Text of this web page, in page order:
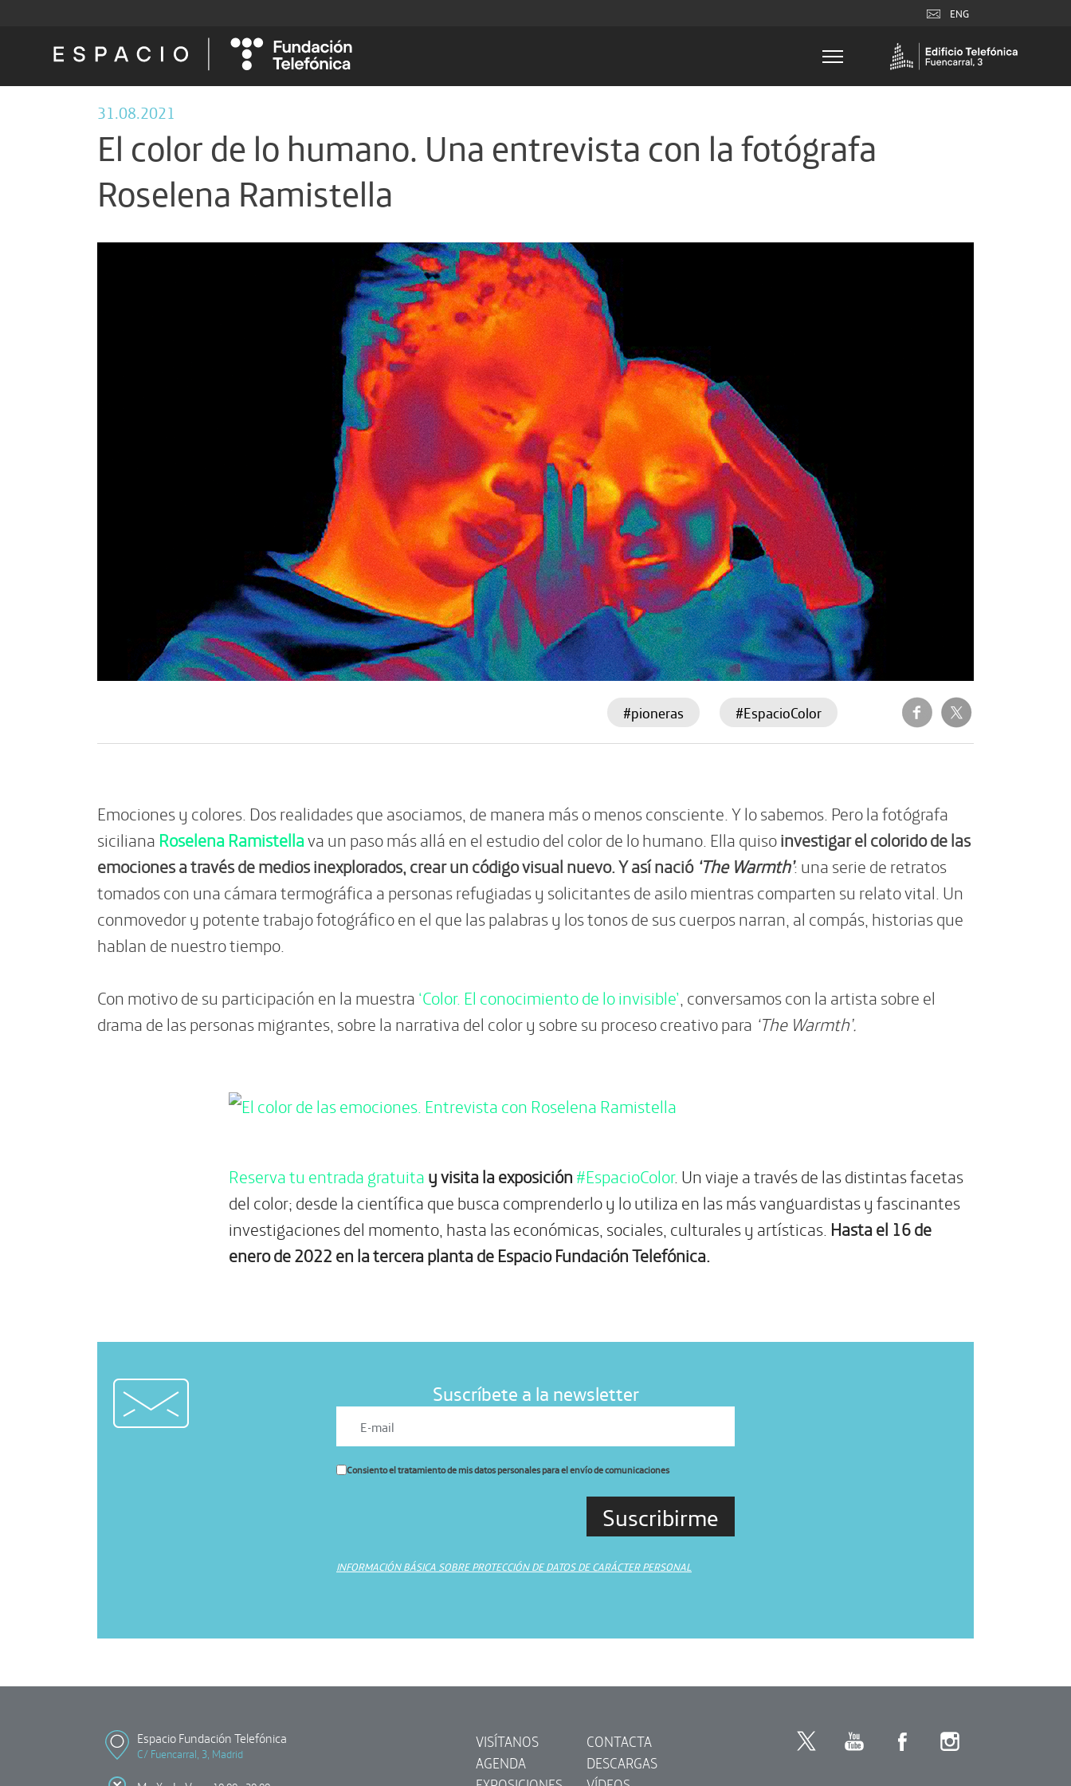
ENG
31.08.2021
El color de lo humano. Una entrevista con la fotógrafa
Roselena Ramistella
#EspacioColor
#pioneras
Emociones y colores. Dos realidades que asociamos, de manera más o menos consciente. Y lo sabemos. Pero la fotógrafa
siciliana Roselena Ramistellava un paso más allá en el estudio del color de lo humano. Ella quisoinvestigar el colorido de las
emociones a través de medios inexplorados, crear un código visual nuevo. Y así nació ‘The Warmth’: una serie de retratos
tomados con una cámara termográfica a personas refugiadas y solicitantes de asilo mientras comparten su relato vital. Un
conmovedor y potente trabajo fotográfico en el que las palabras y los tonos de sus cuerpos narran, al compás, historias que
hablan de nuestro tiempo.
Con motivo de su participación en la muestra‘Color. El conocimiento de lo invisible’ , conversamos con la artista sobre el
drama de las personas migrantes, sobre la narrativa del color y sobre su proceso creativo para ‘The Warmth’.
Reserva tu entrada gratuitay visita la exposición#EspacioColor. Un viaje a través de las distintas facetas
del color; desde la científica que busca comprenderlo y lo utiliza en las más vanguardistas y fascinantes
investigaciones del momento, hasta las económicas, sociales, culturales y artísticas. Hasta el 16 de
enero de 2022 en la tercera planta de Espacio Fundación Telefónica.
Suscríbete a la newsletter
Consiento el tratamiento de mis datos personales para el envío de comunicaciones
INFORMACIÓN BÁSICA SOBRE PROTECCIÓN DE DATOS DE CARÁCTER PERSONAL
Espacio Fundación Telefónica
C/ Fuencarral, 3, Madrid
VISÍTANOS
AGENDA
CONTACTA
DESCARGAS